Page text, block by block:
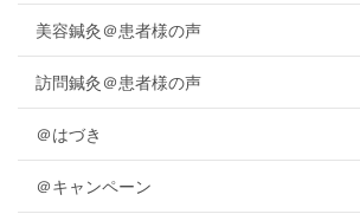
美容鍼灸＠患者様の声
訪問鍼灸＠患者様の声
＠はづき
＠キャンペーン